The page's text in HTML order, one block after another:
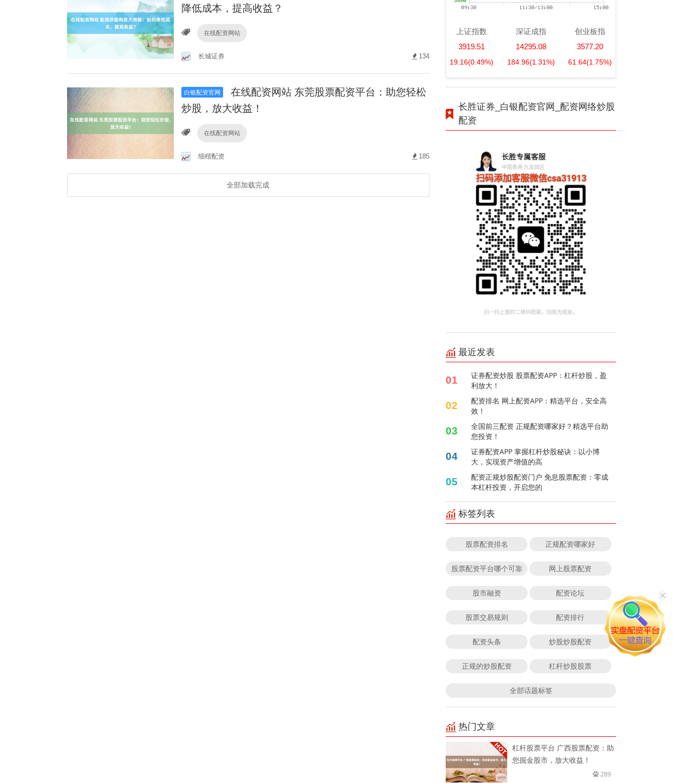
降低成本，提高收益？
在线配资网站
长城证券 134
白银配资官网
在线配资网站 东莞股票配资平台：助您轻松
炒股，放大收益！
在线配资网站
细楷配资 185
全部加载完成
上证指数
3919.51
19.16(0.49%)
深证成指
14295.08
184.96(1.31%)
创业板指
3577.20
61.64(1.75%)
长胜证券_白银配资官网_配资网络炒股
配资
最近发表
01
证券配资炒股 股票配资APP：杠杆炒股，盈
利放大！
02
配资排名 网上配资APP：精选平台，安全高
效！
03
全国前三配资 正规配资哪家好？精选平台助
您投资！
04
证券配资APP 掌握杠杆炒股秘诀：以小博
大，实现资产增值的高
05
配资正规炒股配资门户 免息股票配资：零成
本杠杆投资，开启您的
标签列表
股票配资排名 正规配资哪家好
股票配资平台哪个可靠 网上股票配资
股市融资 配资论坛
股票交易规则 配资排行
配资头条 炒股炒股配资
正规的炒股配资 杠杆炒股股票
全部话题标签
热门文章
杠杆股票平台 广西股票配资：助
您掘金股市，放大收益！
289